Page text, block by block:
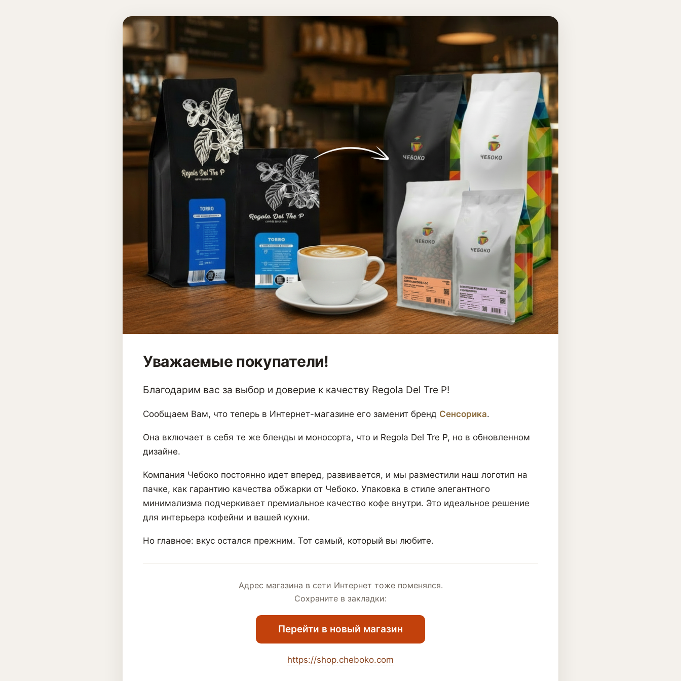
Уважаемые покупатели!
Благодарим вас за выбор и доверие к качеству Regola Del Tre P!
Сообщаем Вам, что теперь в Интернет-магазине его заменит бренд Сенсорика.
Она включает в себя те же бленды и моносорта, что и Regola Del Tre P, но в обновленном
дизайне.
Компания Чебоко постоянно идет вперед, развивается, и мы разместили наш логотип на
пачке, как гарантию качества обжарки от Чебоко. Упаковка в стиле элегантного
минимализма подчеркивает премиальное качество кофе внутри. Это идеальное решение
для интерьера кофейни и вашей кухни.
Но главное: вкус остался прежним. Тот самый, который вы любите.
Адрес магазина в сети Интернет тоже поменялся.
Сохраните в закладки:
Перейти в новый магазин
https://shop.cheboko.com